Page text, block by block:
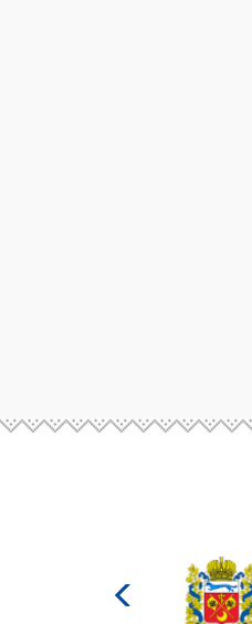
Министерство
культуры
Российской